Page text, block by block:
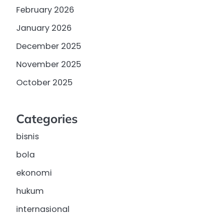
February 2026
January 2026
December 2025
November 2025
October 2025
Categories
bisnis
bola
ekonomi
hukum
internasional